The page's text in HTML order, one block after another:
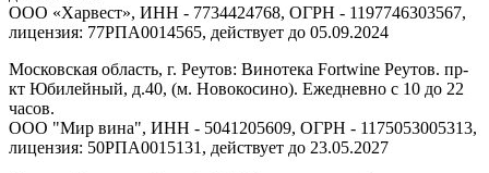
ООО «Харвест», ИНН - 7734424768, ОГРН - 1197746303567,
лицензия: 77РПА0014565, действует до 05.09.2024
Московская область, г. Реутов: Винотека Fortwine Реутов. пр-
кт Юбилейный, д.40, (м. Новокосино). Ежедневно с 10 до 22
часов.
ООО "Мир вина", ИНН - 5041205609, ОГРН - 1175053005313,
лицензия: 50РПА0015131, действует до 23.05.2027